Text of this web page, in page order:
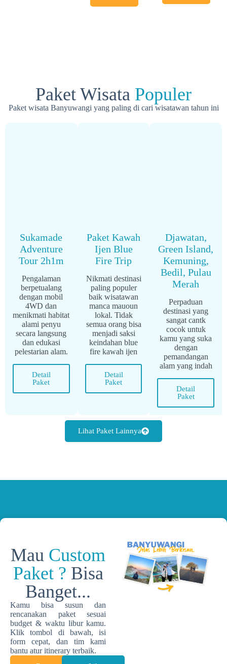
Paket Wisata Populer
Paket wisata Banyuwangi yang paling di cari wisatawan tahun ini
Sukamade
Adventure
Tour 2h1m
Pengalaman
berpetualang
dengan mobil
4WD dan
menikmati habitat
alami penyu
secara langsung
dan edukasi
pelestarian alam.
Detail
Paket
Paket Kawah
Ijen Blue
Fire Trip
Nikmati destinasi
paling populer
baik wisatawan
manca mauoun
lokal. Tidak
semua orang bisa
menjadi saksi
keindahan blue
fire kawah ijen
Detail
Paket
Djawatan,
Green Island,
Kemuning,
Bedil, Pulau
Merah
Perpaduan
destinasi yang
sangat cantk
cocok untuk
kamu yang suka
dengan
pemandangan
alam yang indah
Detail
Paket
Lihat Paket Lainnya
Mau Custom
Paket ? Bisa
Banget...
Kamu bisa susun dan
rencanakan paket sesuai
budget & waktu libur kamu.
Klik tombol di bawah, isi
form cepat, dan tim kami
bantu atur itinerary terbaik.